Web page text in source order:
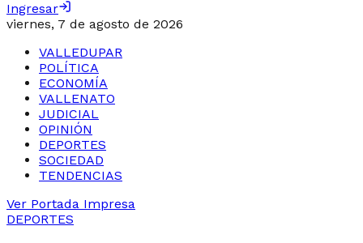
Ingresar
viernes, 7 de agosto de 2026
VALLEDUPAR
POLÍTICA
ECONOMÍA
VALLENATO
JUDICIAL
OPINIÓN
DEPORTES
SOCIEDAD
TENDENCIAS
Ver Portada Impresa
DEPORTES